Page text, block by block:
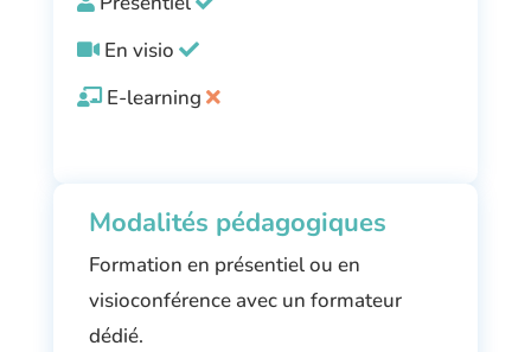
En visio
E-learning
Modalités pédagogiques
Formation en présentiel ou en
visioconférence avec un formateur
dédié.